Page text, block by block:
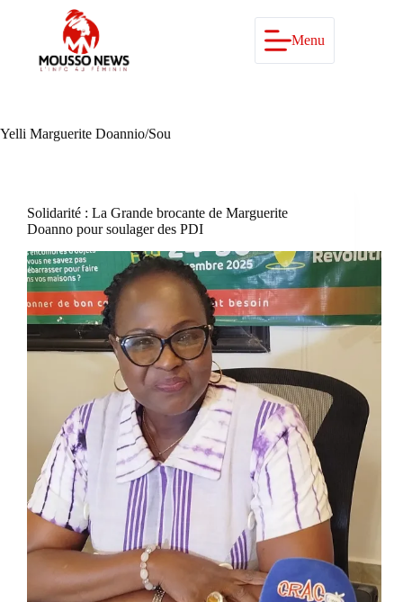
Menu
Yelli Marguerite Doannio/Sou
Solidarité : La Grande brocante de Marguerite
Doanno pour soulager des PDI